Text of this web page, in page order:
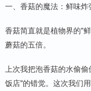
一、香菇的魔法：鲜味
香菇简直就是植物界的"
蘑菇的五倍。
上次我把泡香菇的水偷
饭店"的错觉。这次我们